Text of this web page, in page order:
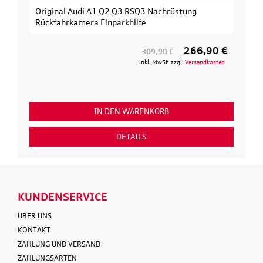
Original Audi A1 Q2 Q3 RSQ3 Nachrüstung
Rückfahrkamera Einparkhilfe
309,90 € 266,90 €
inkl. MwSt. zzgl. Versandkosten
IN DEN WARENKORB
DETAILS
KUNDENSERVICE
ÜBER UNS
KONTAKT
ZAHLUNG UND VERSAND
ZAHLUNGSARTEN